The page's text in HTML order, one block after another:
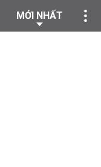
MỚI NHẤT